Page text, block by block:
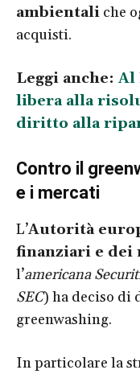
ambientali che
acquisti.
Leggi anche: Al
libera alla
diritto alla
Contro il
e i mercati
L’Autorità
finanziari e dei
l’americana
SEC) ha deciso di
greenwashing.
In particolare la